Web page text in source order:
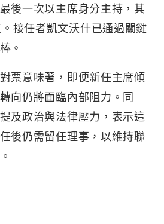
後一次以主席身分主持，其
接任者凱文沃什已通過關鍵
。
票意味著，即便新任主席傾
向仍將面臨內部阻力。同
及政治與法律壓力，表示這
後仍需留任理事，以維持聯